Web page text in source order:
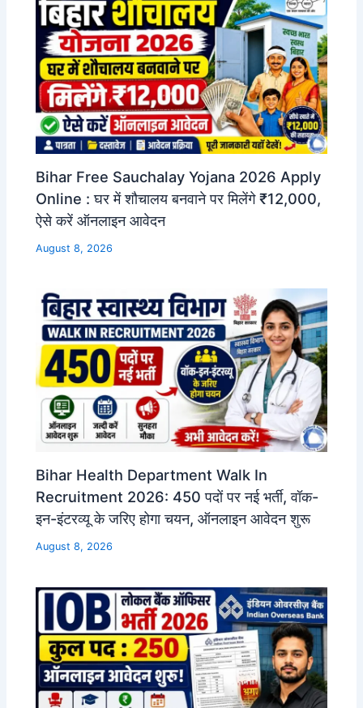
Bihar Free Sauchalay Yojana 2026 Apply
Online : घर में शौचालय बनवाने पर मिलेंगे ₹12,000,
ऐसे करें ऑनलाइन आवेदन
August 8, 2026
Bihar Health Department Walk In
Recruitment 2026: 450 पदों पर नई भर्ती, वॉक-
इन-इंटरव्यू के जरिए होगा चयन, ऑनलाइन आवेदन शुरू
August 8, 2026